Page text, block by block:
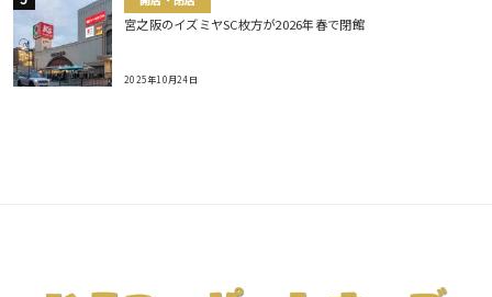
宮之阪のイズミヤSC枚方が2026年春で閉館
2025年10月24日